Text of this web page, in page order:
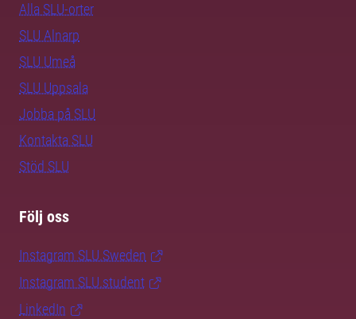
Alla SLU-orter
SLU Alnarp
SLU Umeå
SLU Uppsala
Jobba på SLU
Kontakta SLU
Stöd SLU
Följ oss
Instagram SLU.Sweden
Instagram SLU.student
LinkedIn